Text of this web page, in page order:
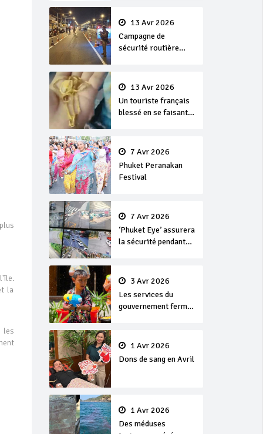
la
les
13 Avr 2026
Campagne de
sécurité routière
13 Avr 2026
Un touriste français
blessé en se faisant
7 Avr 2026
Phuket Peranakan
Festival
7 Avr 2026
‘Phuket Eye’ assurera
la sécurité pendant
3 Avr 2026
Les services du
gouvernement fermés
Songkran
1 Avr 2026
Dons de sang en Avril
1 Avr 2026
Des méduses